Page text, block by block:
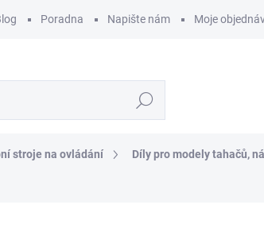
Poradna Napište nám Moje
Hledat
stroje na ovládání
Díly pro modely tahačů,